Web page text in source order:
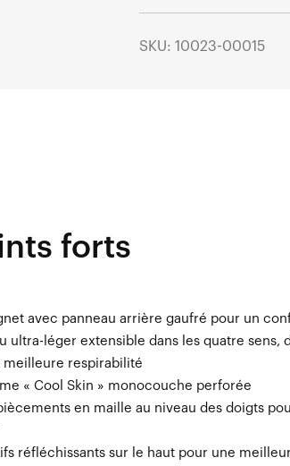
SKU: 10023-00015
forts
avec panneau arrière gaufré pour un
ultra-léger extensible dans les quatre
meilleure respirabilité
« Cool Skin » monocouche perforée
en maille au niveau des doigts
réfléchissants sur le haut pour une